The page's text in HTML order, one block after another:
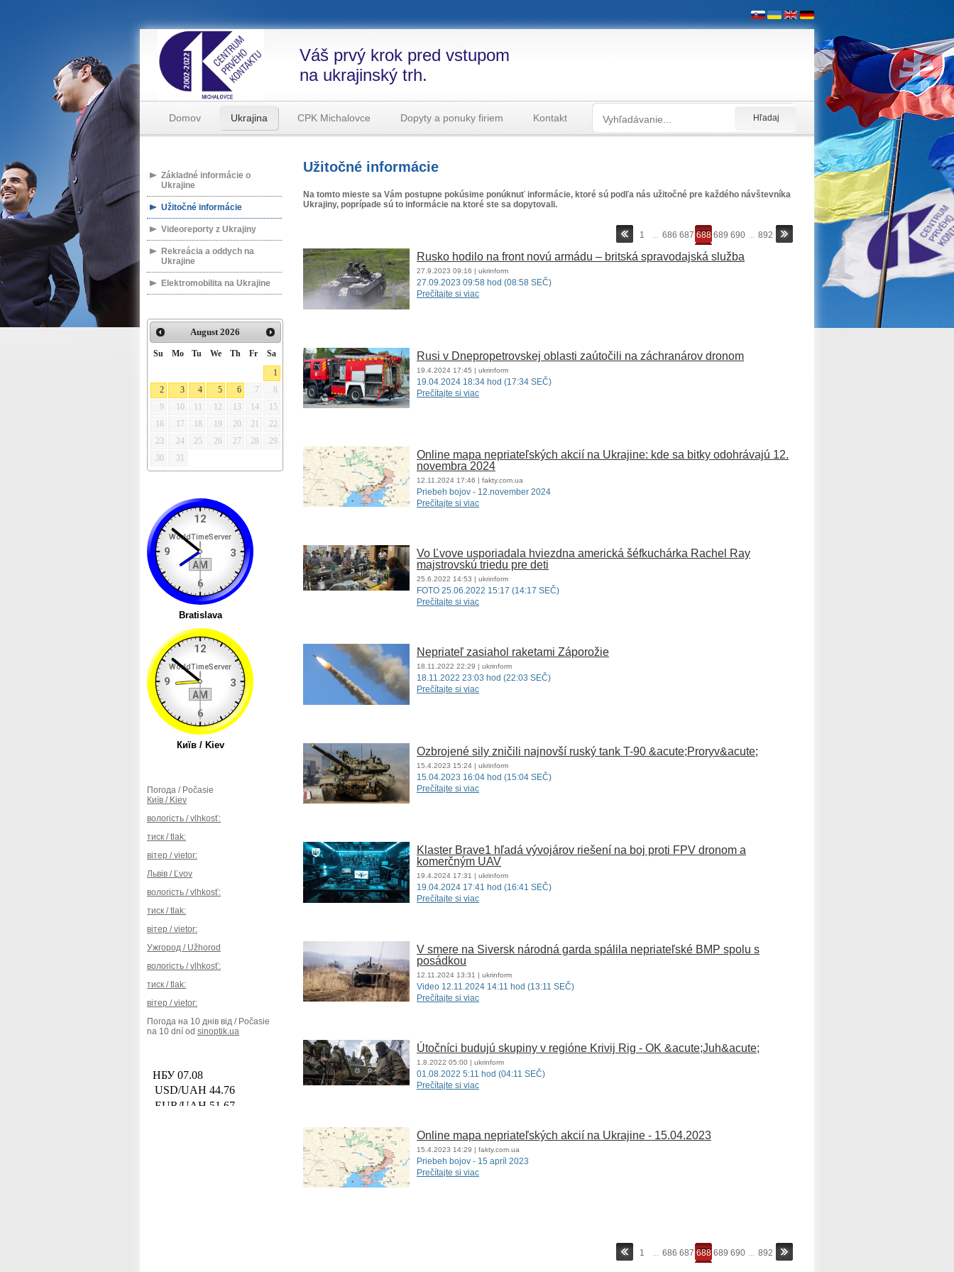
Váš prvý krok pred vstupom
na ukrajinský trh.
Domov Ukrajina CPK Michalovce Dopyty a ponuky firiem Kontakt
Základné informácie o
Ukrajine
Užitočné informácie
Videoreporty z Ukrajiny
Rekreácia a oddych na
Ukrajine
Elektromobilita na Ukrajine
August 2026
Su Mo Tu We Th Fr
Sa
1
2
3 4 5 6 7
8
9
10 11 12 13 14
15
16
17 18 19 20 21
22
23
24 25 26 27 28
29
30
31
Погода / Počasie
Київ / Kiev
вологість / vlhkosť:
тиск / tlak:
вітер / vietor:
Львів / Ľvov
вологість / vlhkosť:
тиск / tlak:
вітер / vietor:
Ужгород / Užhorod
вологість / vlhkosť:
тиск / tlak:
вітер / vietor:
Погода на 10 днів від / Počasie
na 10 dní od sinoptik.ua
Užitočné informácie
Na tomto mieste sa Vám postupne pokúsime ponúknuť informácie, ktoré sú podľa nás užitočné pre každého návštevníka
Ukrajiny, poprípade sú to informácie na ktoré ste sa dopytovali.
1 ... 686 687 688 689 690 ... 892
Rusko hodilo na front novú armádu – britská spravodajská služba
27.9.2023 09:16 | ukrinform
27.09.2023 09:58 hod (08:58 SEČ)
Prečítajte si viac
Rusi v Dnepropetrovskej oblasti zaútočili na záchranárov dronom
19.4.2024 17:45 | ukrinform
19.04.2024 18:34 hod (17:34 SEČ)
Prečítajte si viac
Online mapa nepriateľských akcií na Ukrajine: kde sa bitky odohrávajú 12.
novembra 2024
12.11.2024 17:46 | fakty.com.ua
Priebeh bojov - 12.november 2024
Prečítajte si viac
Vo Ľvove usporiadala hviezdna americká šéfkuchárka Rachel Ray
majstrovskú triedu pre deti
25.6.2022 14:53 | ukrinform
FOTO 25.06.2022 15:17 (14:17 SEČ)
Prečítajte si viac
Nepriateľ zasiahol raketami Záporožie
18.11.2022 22:29 | ukrinform
18.11.2022 23:03 hod (22:03 SEČ)
Prečítajte si viac
Ozbrojené sily zničili najnovší ruský tank T-90 &acute;Proryv&acute;
15.4.2023 15:24 | ukrinform
15.04.2023 16:04 hod (15:04 SEČ)
Prečítajte si viac
Klaster Brave1 hľadá vývojárov riešení na boj proti FPV dronom a
komerčným UAV
19.4.2024 17:31 | ukrinform
19.04.2024 17:41 hod (16:41 SEČ)
Prečítajte si viac
V smere na Siversk národná garda spálila nepriateľské BMP spolu s
posádkou
12.11.2024 13:31 | ukrinform
Video 12.11.2024 14:11 hod (13:11 SEČ)
Prečítajte si viac
Útočníci budujú skupiny v regióne Krivij Rig - OK &acute;Juh&acute;
1.8.2022 05:00 | ukrinform
01.08.2022 5:11 hod (04:11 SEČ)
Prečítajte si viac
Online mapa nepriateľských akcií na Ukrajine - 15.04.2023
15.4.2023 14:29 | fakty.com.ua
Priebeh bojov - 15 apríl 2023
Prečítajte si viac
1 686 687 688 689 690 892